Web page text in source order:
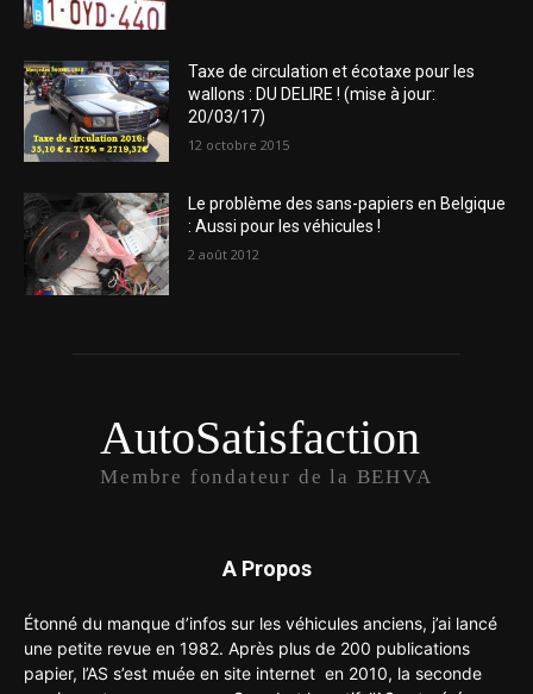
Taxe de circulation et écotaxe pour les
wallons : DU DELIRE ! (mise à jour:
20/03/17)
12 octobre 2015
Le problème des sans-papiers en Belgique
: Aussi pour les véhicules !
2 août 2012
AutoSatisfaction
Membre fondateur de la BEHVA
A Propos
Étonné du manque d’infos sur les véhicules anciens, j’ai lancé
une petite revue en 1982. Après plus de 200 publications
papier, l’AS s’est muée en site internet en 2010, la seconde